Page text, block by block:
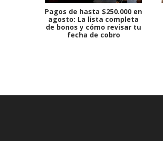
Pagos de hasta $250.000 en
agosto: La lista completa
de bonos y cómo revisar tu
fecha de cobro